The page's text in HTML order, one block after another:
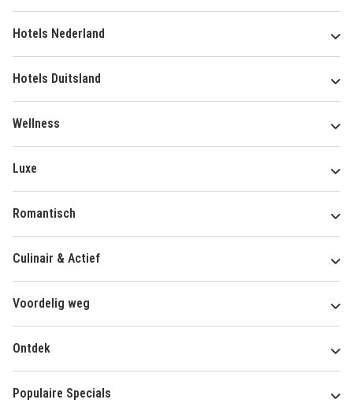
Hotels Nederland
Hotels Duitsland
Wellness
Luxe
Romantisch
Culinair & Actief
Voordelig weg
Ontdek
Populaire Specials